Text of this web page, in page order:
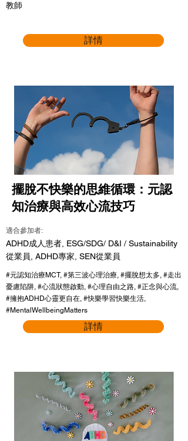
教師
詳情
擺脫不快樂的思維循環：元認
知治療與高效心流技巧
適合參加者:
ADHD成人患者, ESG/SDG/ D&I / Sustainability
從業員, ADHD專家, SEN從業員
#元認知治療MCT, #第三波心理治療, #擺脫想太多, #走出
憂慮陷阱, #心流狀態啟動, #心理自由之路, #正念與心流,
#擁抱ADHD心靈更自在, #快樂學習快樂生活,
#MentalWellbeingMatters
詳情